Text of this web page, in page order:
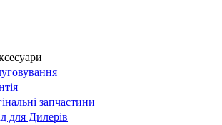
запчастини
для Дилерів